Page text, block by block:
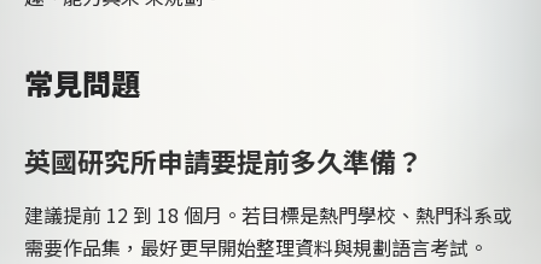
常見問題
英國研究所申請要提前多久準備？
建議提前 12 到 18 個月。若目標是熱門學校、熱門科系或
需要作品集，最好更早開始整理資料與規劃語言考試。